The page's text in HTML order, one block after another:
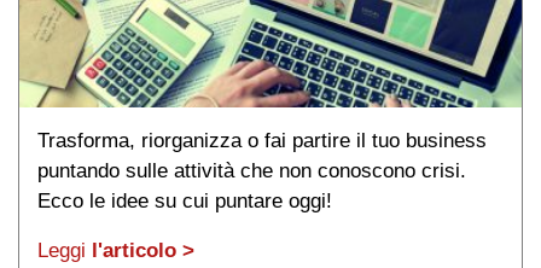
Trasforma, riorganizza o fai partire il tuo business
puntando sulle attività che non conoscono crisi.
Ecco le idee su cui puntare oggi!
Leggi l'articolo >